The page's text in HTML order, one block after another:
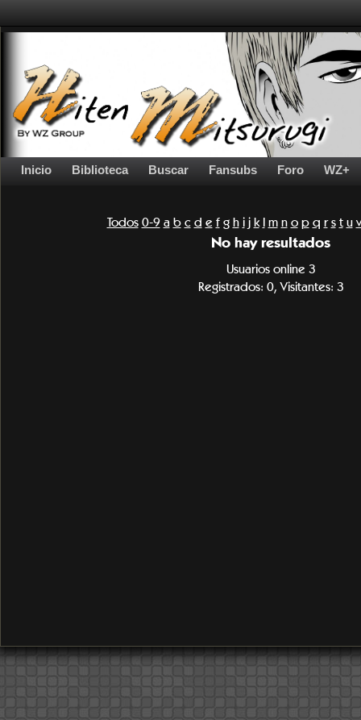
Inicio Biblioteca Buscar Fansubs Foro WZ+
Todos 0-9 a b c d e f g h i j k l m n o p q r s t u v
No hay resultados
Usuarios online 3
Registrados: 0, Visitantes: 3